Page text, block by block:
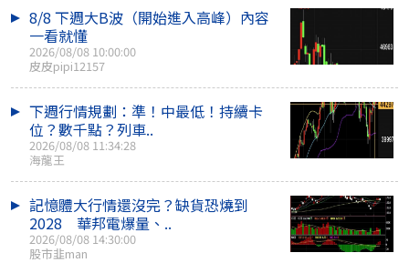
8/8 下週大B波（開始進入高峰）內容
一看就懂
2026/08/08 10:00:00
皮皮pipi12157
下週行情規劃：準！中最低！持續卡
位？數千點？列車..
2026/08/08 11:34:28
海龍王
記憶體大行情還沒完？缺貨恐燒到
2028 華邦電爆量、..
2026/08/08 14:30:00
股市韭man